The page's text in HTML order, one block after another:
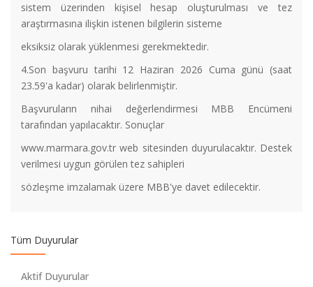
sistem üzerinden kişisel hesap oluşturulması ve tez
araştırmasına ilişkin istenen bilgilerin sisteme
eksiksiz olarak yüklenmesi gerekmektedir.
4.Son başvuru tarihi 12 Haziran 2026 Cuma günü (saat
23.59'a kadar) olarak belirlenmiştir.
Başvuruların nihai değerlendirmesi MBB Encümeni
tarafından yapılacaktır. Sonuçlar
www.marmara.gov.tr web sitesinden duyurulacaktır. Destek
verilmesi uygun görülen tez sahipleri
sözleşme imzalamak üzere MBB'ye davet edilecektir.
Tüm Duyurular
Aktif Duyurular
Dr. Hasan Korkut'a bir nezaket ziyaretinde bulunmuştur.
ORTADOĞU KIŞ OKULU BAŞVURULARI BAŞLADI
DOKTORA YETERLİK SINAVI TARİHLERİ
Orta Doğu Ülkeleri Hukuk Sistemleri Anabilim Dalı tarafından
düzenlenen "Hukuki Modernleşme ve İslam Hukuku'nun